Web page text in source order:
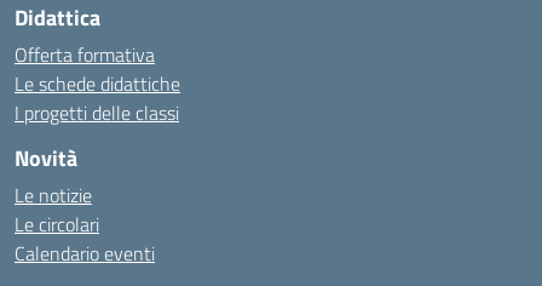
Didattica
Offerta formativa
Le schede didattiche
I progetti delle classi
Novità
Le notizie
Le circolari
Calendario eventi